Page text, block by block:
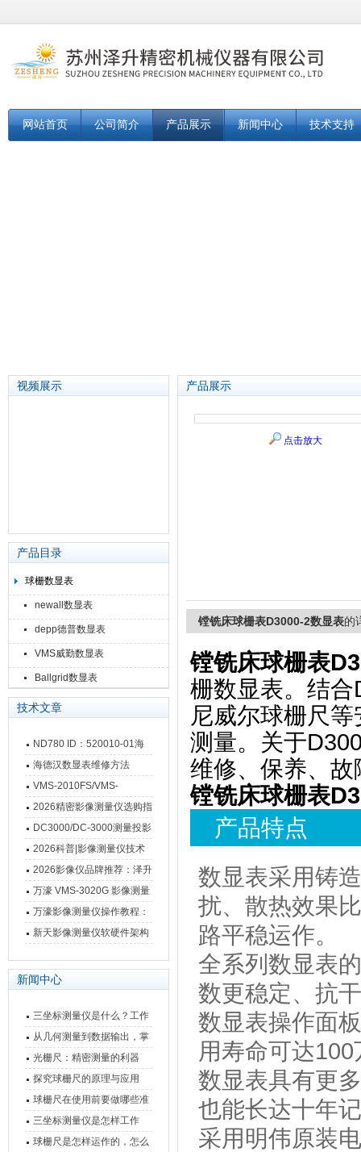
网站首页 公司简介 产品展示 新闻中心 技术支持
视频展示
产品目录
球栅数显表
newall数显表
depp德普数显表
VMS威勤数显表
Ballgrid数显表
技术文章
ND780 ID：520010-01海
德汉数显表故障维修内容
海德汉数显表维修方法
VMS-2010FS/VMS-
3020FS/VMS-4030FS手动
影像测量仪技术参数
2026精密影像测量仪选购指
南 靠谱品牌一站式选型推荐
DC3000/DC-3000测量投影
仪万濠数据处理器数显表故
障维修方法
2026科普|影像测量仪技术
原理、分类及选型应用
2026影像仪品牌推荐：泽升
影像测量仪选型指南
万濠 VMS-3020G 影像测量
仪技术规格与应用解析
万濠影像测量仪操作教程：
从开机到出报告，新手也能
新天影像测量仪软硬件架构
新闻中心
三坐标测量仪是什么？工作
原理、分类与核心功能一次
讲清
从几何测量到数据输出，掌
握万濠影像测量仪的六大核
心能力
光栅尺：精密测量的利器
探究球栅尺的原理与应用
球栅尺在使用前要做哪些准
备工作？
三坐标测量仪是怎样工作
的，功能有什么优势？
球栅尺是怎样运作的，怎么
产品展示
点击放大
镗铣床球栅表D3000-2数显表的
镗铣床球栅表
栅数显表。结
尼威尔球栅尺
测量。关于
维修、保养、
镗铣床球栅表
产品特点
数显表采用铸
扰、散热效果
路平稳运作。
全系列数显表
数更稳定、抗
数显表操作面
用寿命可达100
数显表具有更
也能长达十年
采用明伟原装